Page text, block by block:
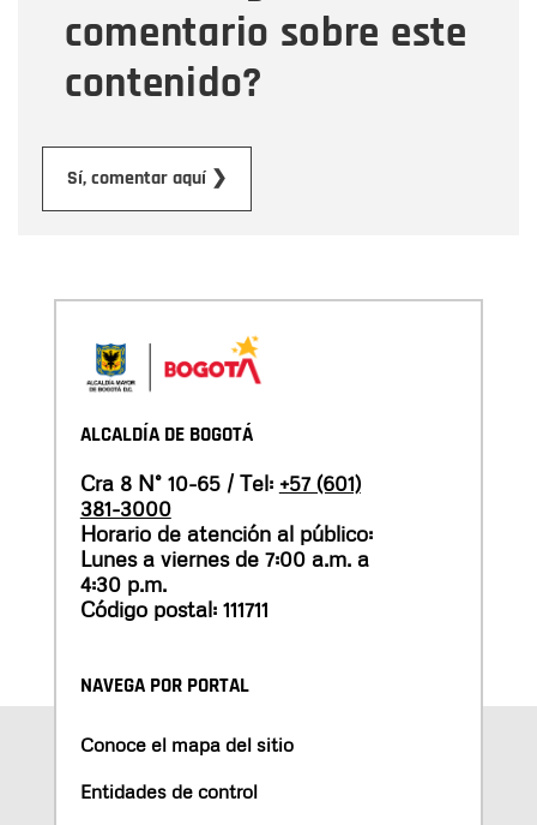
comentario sobre este
contenido?
Sí, comentar aquí ❯
ALCALDÍA DE BOGOTÁ
Cra 8 N° 10-65 / Tel: +57 (601)
381-3000
Horario de atención al público:
Lunes a viernes de 7:00 a.m. a
4:30 p.m.
Código postal: 111711
NAVEGA POR PORTAL
Conoce el mapa del sitio
Entidades de control